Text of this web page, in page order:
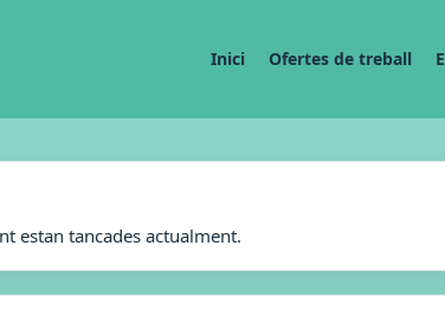
Inici Ofertes de treball
estan tancades actualment.